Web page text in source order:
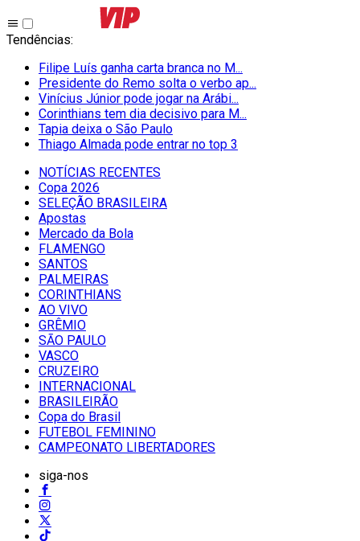
Tendências:
Filipe Luís ganha carta branca no M...
Presidente do Remo solta o verbo ap...
Vinícius Júnior pode jogar na Arábi...
Corinthians tem dia decisivo para M...
Tapia deixa o São Paulo
Thiago Almada pode entrar no top 3
NOTÍCIAS RECENTES
Copa 2026
SELEÇÃO BRASILEIRA
Apostas
Mercado da Bola
FLAMENGO
SANTOS
PALMEIRAS
CORINTHIANS
AO VIVO
GRÊMIO
SĀO PAULO
VASCO
CRUZEIRO
INTERNACIONAL
BRASILEIRÃO
Copa do Brasil
FUTEBOL FEMININO
CAMPEONATO LIBERTADORES
siga-nos